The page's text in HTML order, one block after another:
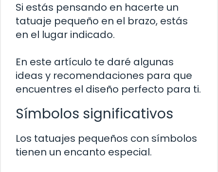
Si estás pensando en hacerte un
tatuaje pequeño en el brazo, estás
en el lugar indicado.
En este artículo te daré algunas
ideas y recomendaciones para que
encuentres el diseño perfecto para ti.
Símbolos significativos
Los tatuajes pequeños con símbolos
tienen un encanto especial.